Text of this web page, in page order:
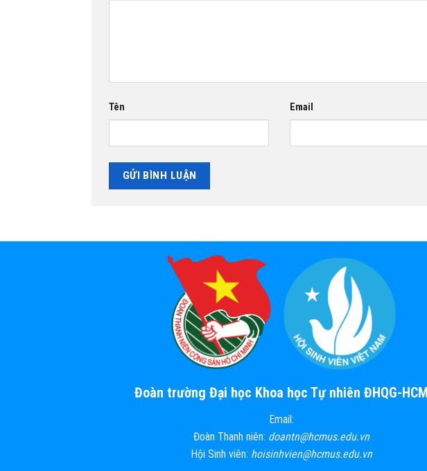
Tên Email
Đoàn trường Đại học Khoa học Tự nhiên ĐHQG-HCM
Email:
Đoàn Thanh niên: doantn@hcmus.edu.vn
Hội Sinh viên: hoisinhvien@hcmus.edu.vn